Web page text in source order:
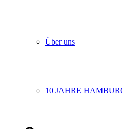
Über uns
10 JAHRE